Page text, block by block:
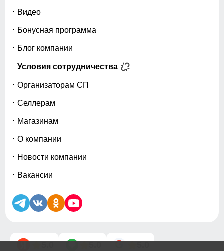
Видео
Бонусная программа
Блог компании
Условия сотрудничества
Организаторам СП
Селлерам
Магазинам
О компании
Новости компании
Вакансии
5.0 5.0 5.0